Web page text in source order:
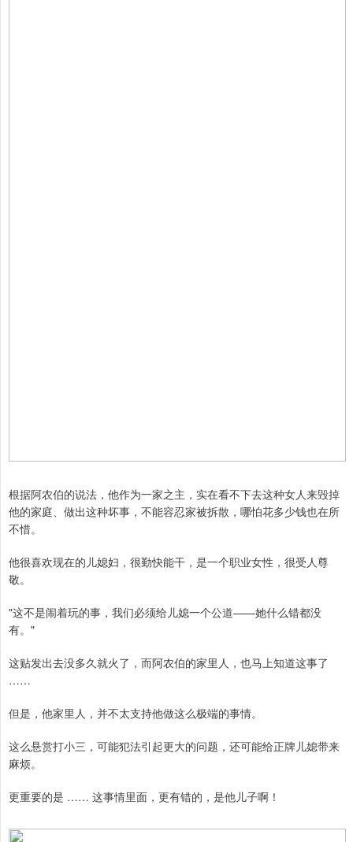
根据阿农伯的说法，他作为一家之主，实在看不下去这种女人来毁掉
他的家庭、做出这种坏事，不能容忍家被拆散，哪怕花多少钱也在所
不惜。
他很喜欢现在的儿媳妇，很勤快能干，是一个职业女性，很受人尊
敬。
"这不是闹着玩的事，我们必须给儿媳一个公道——她什么错都没
有。"
这贴发出去没多久就火了，而阿农伯的家里人，也马上知道这事了
……
但是，他家里人，并不太支持他做这么极端的事情。
这么悬赏打小三，可能犯法引起更大的问题，还可能给正牌儿媳带来
麻烦。
更重要的是 …… 这事情里面，更有错的，是他儿子啊！